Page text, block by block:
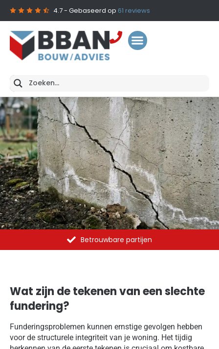
4.7- Gebaseerd op 61 reviews
Al meer dan 1375 opdrachten uitgevoerd
Wat zijn de tekenen van een slechte
fundering?
Funderingsproblemen kunnen ernstige gevolgen hebben
voor de structurele integriteit van je woning. Het tijdig